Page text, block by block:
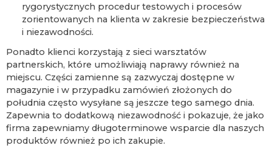
rygorystycznych procedur testowych i procesów
zorientowanych na klienta w zakresie bezpieczeństwa
i niezawodności.
Ponadto klienci korzystają z sieci warsztatów
partnerskich, które umożliwiają naprawy również na
miejscu. Części zamienne są zazwyczaj dostępne w
magazynie i w przypadku zamówień złożonych do
południa często wysyłane są jeszcze tego samego dnia.
Zapewnia to dodatkową niezawodność i pokazuje, że jako
firma zapewniamy długoterminowe wsparcie dla naszych
produktów również po ich zakupie.